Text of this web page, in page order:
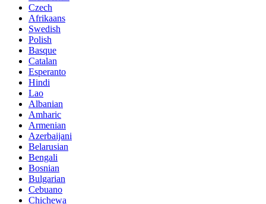
Czech
Afrikaans
Swedish
Polish
Basque
Catalan
Esperanto
Hindi
Lao
Albanian
Amharic
Armenian
Azerbaijani
Belarusian
Bengali
Bosnian
Bulgarian
Cebuano
Chichewa